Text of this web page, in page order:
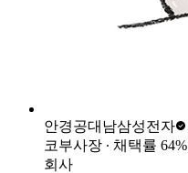
안경공대남삼성전자
코부사장 ∙ 채택률 64%
회사